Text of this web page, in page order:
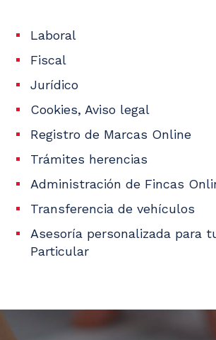
Laboral
Fiscal
Jurídico
Cookies, Aviso legal
Registro de Marcas Online
Trámites herencias
Administración de Fincas
Transferencia de vehículos
Asesoría personalizada para
Particular